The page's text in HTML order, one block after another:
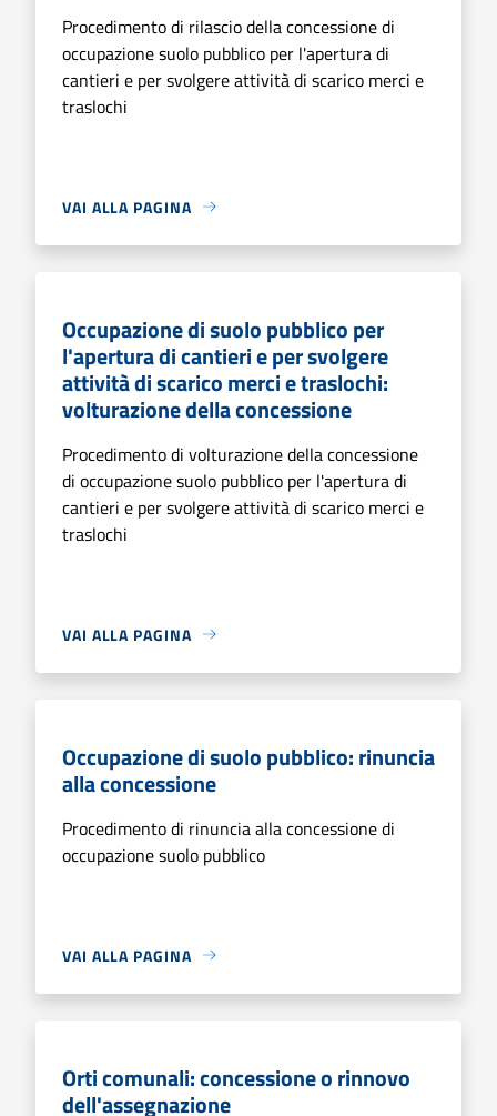
Procedimento di rilascio della concessione di
occupazione suolo pubblico per l'apertura di
cantieri e per svolgere attività di scarico merci e
traslochi
VAI ALLA PAGINA
Occupazione di suolo pubblico per
l'apertura di cantieri e per svolgere
attività di scarico merci e traslochi:
volturazione della concessione
Procedimento di volturazione della concessione
di occupazione suolo pubblico per l'apertura di
cantieri e per svolgere attività di scarico merci e
traslochi
VAI ALLA PAGINA
Occupazione di suolo pubblico: rinuncia
alla concessione
Procedimento di rinuncia alla concessione di
occupazione suolo pubblico
VAI ALLA PAGINA
Orti comunali: concessione o rinnovo
dell'assegnazione